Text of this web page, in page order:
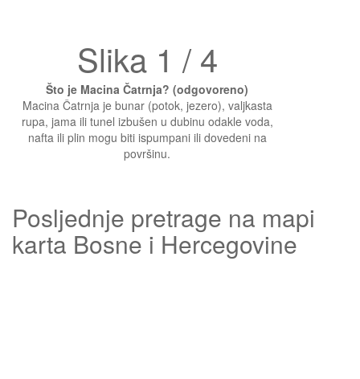
Slika 1 / 4
Što je Macina Čatrnja? (odgovoreno)
Macina Čatrnja je bunar (potok, jezero), valjkasta
rupa, jama ili tunel izbušen u dubinu odakle voda,
nafta ili plin mogu biti ispumpani ili dovedeni na
površinu.
Posljednje pretrage na mapi
karta Bosne i Hercegovine